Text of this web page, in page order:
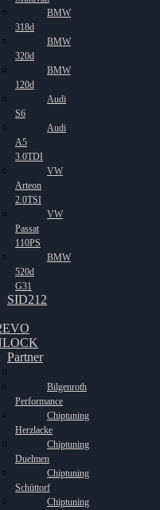
BMW
318d
BMW
320d
BMW
120d
Audi
S6
Audi
A5
3.0TDI
VW
Arteon
2.0TSI
VW
Passat
110PS
BMW
520d
G31
SID212
Partner
Bilgenroth
Performance
Chiptuning
Herzlacke
Chiptuning
Duelmen
Chiptuning
Schüttorf
Chiptuning